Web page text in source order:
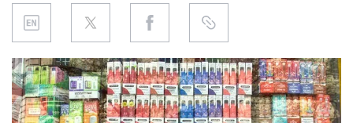
REGULACIÓN
CHINA
DATOS